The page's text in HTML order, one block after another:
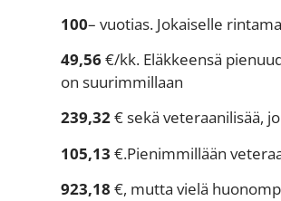
100– vuotias. Jokaiselle
49,56€/kk. Eläkkeensä
on suurimmillaan
239,32€ sekä veteraanilisää,
105,13 €.Pienimmillään
923,18€, mutta vielä